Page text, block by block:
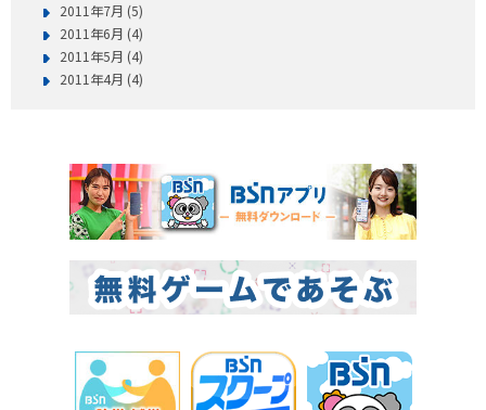
2011年7月 (5)
2011年6月 (4)
2011年5月 (4)
2011年4月 (4)